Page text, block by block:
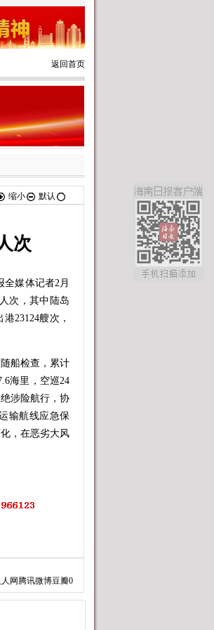
返回首页
缩小 默认
次
媒体记者2月
次，其中陆岛
23124艘次，
船检查，累计
海里，空巡24
涉险航行，协
输航线应急保
，在恶劣大风
人网 腾讯微博豆瓣0